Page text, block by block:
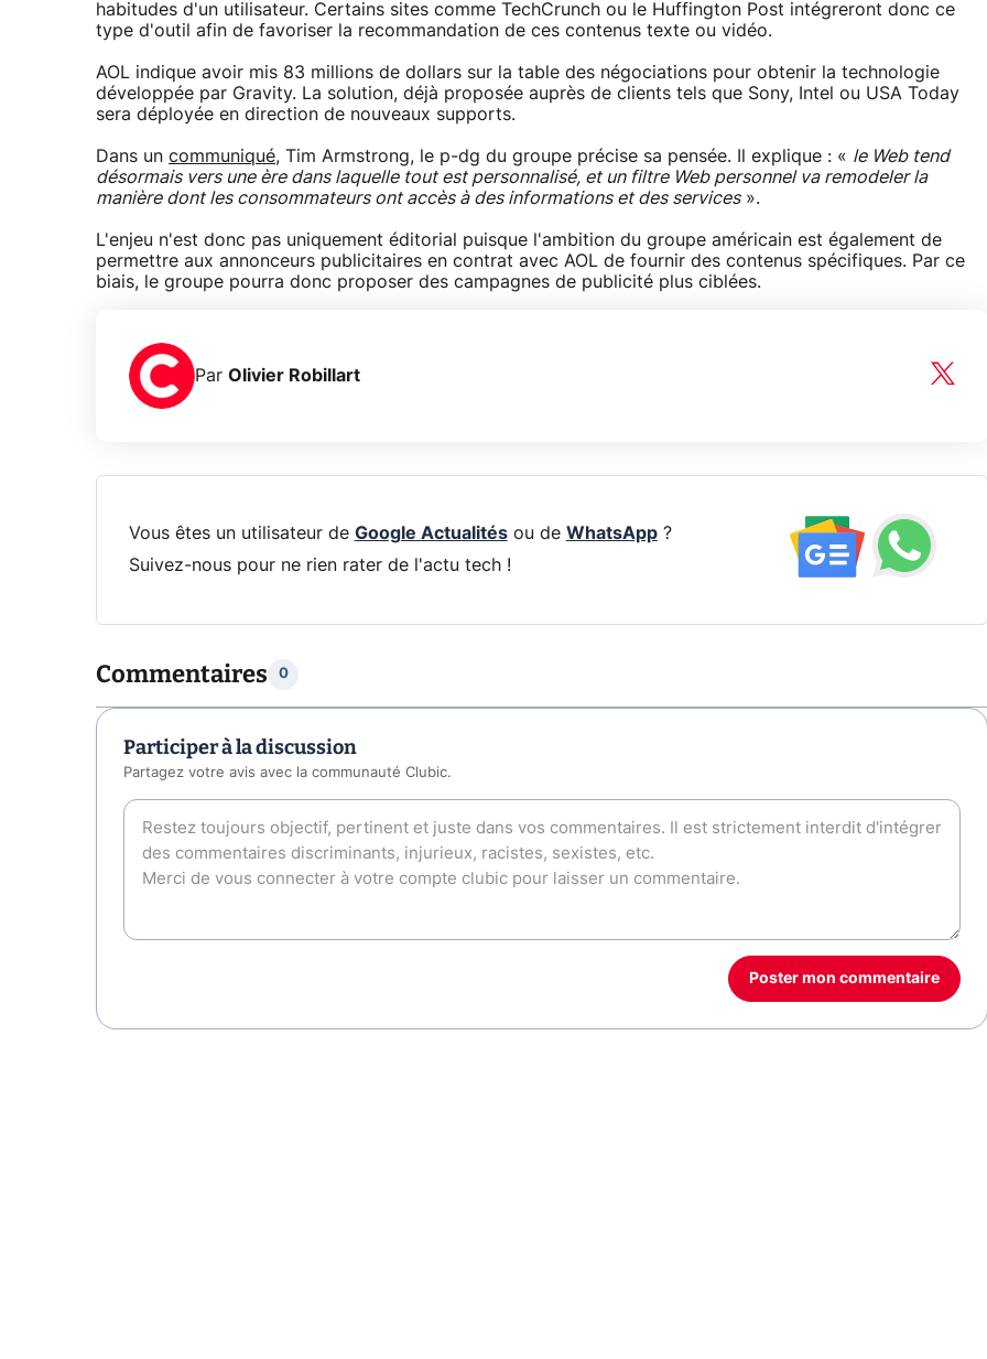
habitudes d'un utilisateur. Certains sites comme TechCrunch ou le Huffington Post intégreront donc ce
type d'outil afin de favoriser la recommandation de ces contenus texte ou vidéo.
AOL indique avoir mis 83 millions de dollars sur la table des négociations pour obtenir la technologie
développée par Gravity. La solution, déjà proposée auprès de clients tels que Sony, Intel ou USA Today
sera déployée en direction de nouveaux supports.
Dans un communiqué, Tim Armstrong, le p-dg du groupe précise sa pensée. Il explique : « le Web tend
désormais vers une ère dans laquelle tout est personnalisé, et un filtre Web personnel va remodeler la
manière dont les consommateurs ont accès à des informations et des services».
L'enjeu n'est donc pas uniquement éditorial puisque l'ambition du groupe américain est également de
permettre aux annonceurs publicitaires en contrat avec AOL de fournir des contenus spécifiques. Par ce
biais, le groupe pourra donc proposer des campagnes de publicité plus ciblées.
Par Olivier Robillart
Vous êtes un utilisateur de Google Actualitésou de WhatsApp?
Suivez-nous pour ne rien rater de l'actu tech !
Commentaires 0
Participer à la discussion
Partagez votre avis avec la communauté Clubic.
Poster mon commentaire